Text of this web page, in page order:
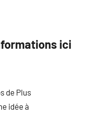
ici
de Plus
idée à